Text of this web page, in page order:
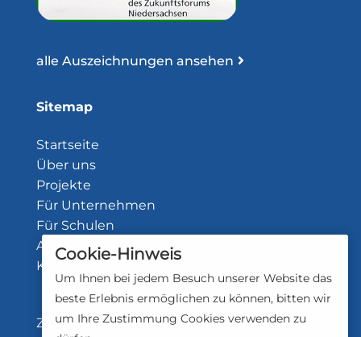
alle Auszeichnungen ansehen
Sitemap
Startseite
Über uns
Projekte
Für Unternehmen
Für Schulen
Aktuelles
Kontakt
Zustimmungsstatus: Cookies abgelehnt.
Cookie-Hinweis
Um Ihnen bei jedem Besuch unserer Website das
beste Erlebnis ermöglichen zu können, bitten wir
um Ihre Zustimmung Cookies verwenden zu